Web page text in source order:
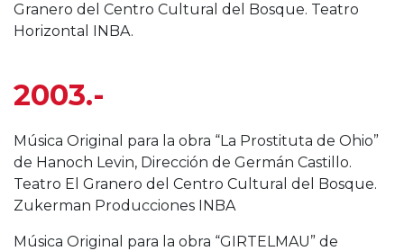
Granero del Centro Cultural del Bosque. Teatro
Horizontal INBA.
2003.-
Música Original para la obra “La Prostituta de Ohio”
de Hanoch Levin, Dirección de Germán Castillo.
Teatro El Granero del Centro Cultural del Bosque.
Zukerman Producciones INBA
Música Original para la obra “GIRTELMAU” de